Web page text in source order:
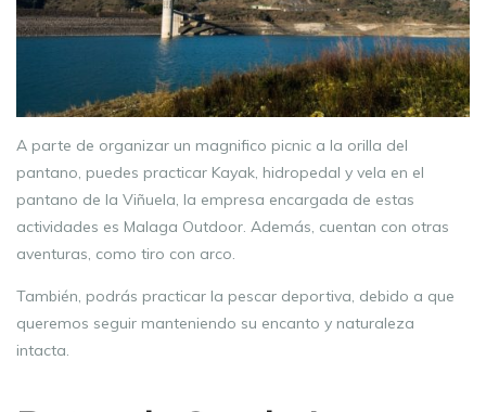
A parte de organizar un magnifico picnic a la orilla del
pantano, puedes practicar Kayak, hidropedal y vela en el
pantano de la Viñuela, la empresa encargada de estas
actividades es Malaga Outdoor. Además, cuentan con otras
aventuras, como tiro con arco.
También, podrás practicar la pescar deportiva, debido a que
queremos seguir manteniendo su encanto y naturaleza
intacta.